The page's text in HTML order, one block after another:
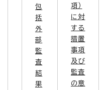
包
括
外
部
監
査
結
果
項）
に対
する
措置
事項
及び
監査
の意